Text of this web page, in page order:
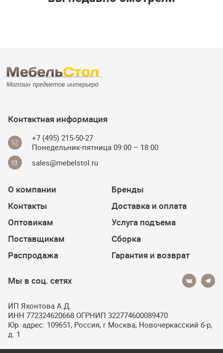
Контактная информация
+7 (495) 215-50-27
Понедельник-пятница 09:00 – 18:00
sales@mebelstol.ru
О компании
Контакты
Оптовикам
Поставщикам
Распродажа
Бренды
Доставка и оплата
Услуга подъема
Сборка
Гарантия и возврат
Мы в соц. сетях
ИП Яхонтова А.Д.
ИНН 772324620668 ОГРНИП 322774600089470
Юр. адрес: 109651, Россия, г Москва, Новочеркасский б-р,
д. 1